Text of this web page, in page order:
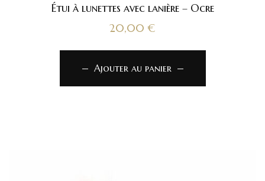
Étui à lunettes avec lanière – Ocre
20,00 €
Ajouter au panier